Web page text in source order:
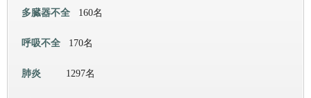
多臓器不全 160名
呼吸不全 170名
肺炎 1297名